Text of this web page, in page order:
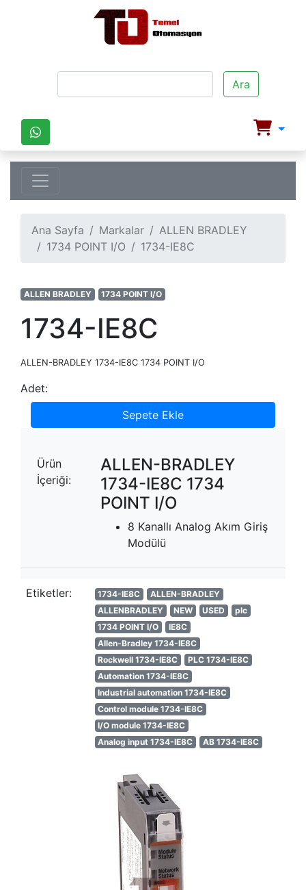
Ara
Ana Sayfa Markalar
ALLEN BRADLEY
1734 POINT I/O
1734-IE8C
ALLEN BRADLEY 1734 POINT I/O
1734-IE8C
ALLEN-BRADLEY 1734-IE8C 1734 POINT I/O
Adet:
Sepete Ekle
Ürün
İçeriği:
ALLEN-BRADLEY
1734-IE8C 1734
POINT I/O
8 Kanallı Analog Akım Giriş
Modülü
Etiketler: 1734-IE8C
ALLEN-BRADLEY
ALLENBRADLEY
NEW USED
plc
1734 POINT I/O
IE8C
Allen-Bradley 1734-IE8C
Rockwell 1734-IE8C
PLC 1734-IE8C
Automation 1734-IE8C
Industrial automation 1734-IE8C
Control module 1734-IE8C
I/O module 1734-IE8C
Analog input 1734-IE8C
AB 1734-IE8C